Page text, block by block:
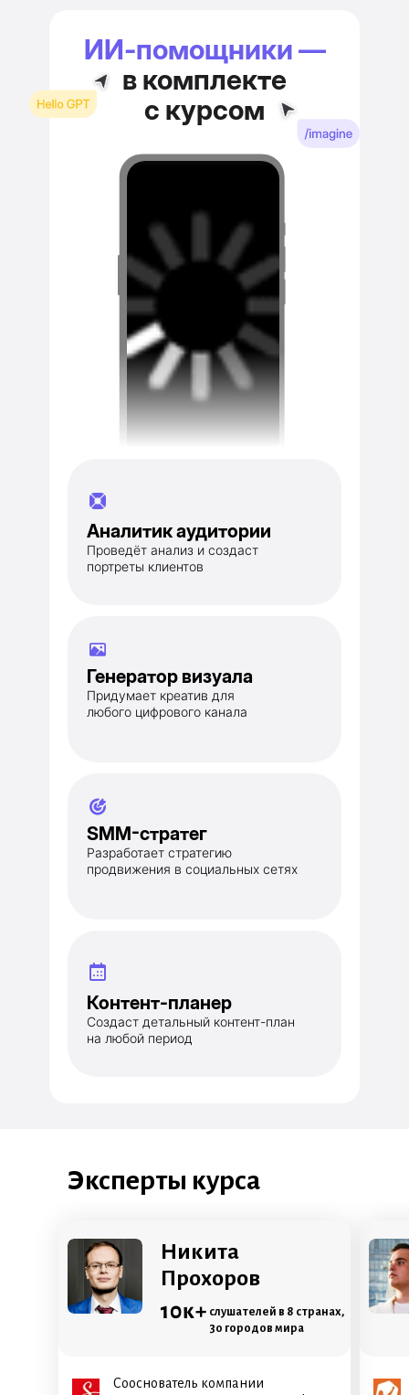
ИИ‑помощники —
в комплекте
с курсом
Генератор визуала
Придумает креатив для
любого цифрового канала
Контент-планер
Создаст детальный контент-план
на любой период
SMM-стратег
Разработает стратегию
продвижения в социальных сетях
Аналитик аудитории
Проведёт анализ и создаст
портреты клиентов
Эксперты курса
Никита
Прохоров
Сооснователь компании
слушателей в 8 странах,
30 городов мира
10к+